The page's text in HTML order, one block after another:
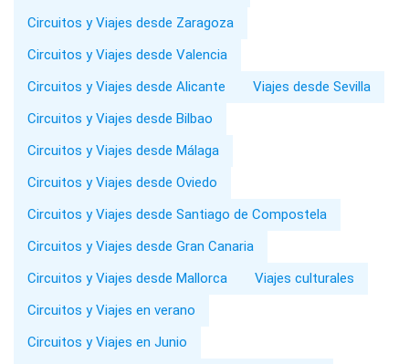
Circuitos y Viajes desde Zaragoza
Circuitos y Viajes desde Valencia
Circuitos y Viajes desde Alicante
Viajes desde Sevilla
Circuitos y Viajes desde Bilbao
Circuitos y Viajes desde Málaga
Circuitos y Viajes desde Oviedo
Circuitos y Viajes desde Santiago de Compostela
Circuitos y Viajes desde Gran Canaria
Circuitos y Viajes desde Mallorca
Viajes culturales
Circuitos y Viajes en verano
Circuitos y Viajes en Junio